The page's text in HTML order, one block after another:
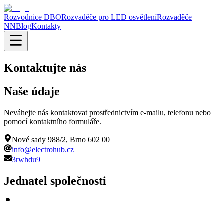
Rozvodnice DBORozvaděče pro LED osvětleníRozvaděče
NNBlogKontakty
Kontaktujte nás
Naše údaje
Neváhejte nás kontaktovat prostřednictvím e-mailu, telefonu nebo
pomocí kontaktního formuláře.
Nové sady 988/2, Brno 602 00
info@electrohub.cz
3rwhdu9
Jednatel společnosti